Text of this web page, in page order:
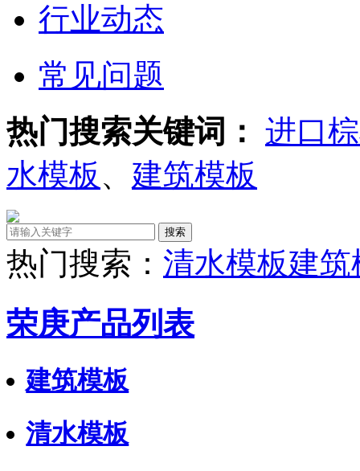
行业动态
常见问题
热门搜索关键词： 进口
水模板 、 建筑模板
热门搜索： 清水模板建筑
荣庚产品列表
建筑模板
清水模板